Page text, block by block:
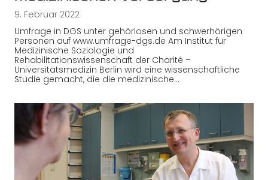
9. Februar 2022
Umfrage in DGS unter gehörlosen und schwerhörigen
Personen auf www.umfrage-dgs.de Am Institut für
Medizinische Soziologie und
Rehabilitationswissenschaft der Charité –
Universitätsmedizin Berlin wird eine wissenschaftliche
Studie gemacht, die die medizinische…